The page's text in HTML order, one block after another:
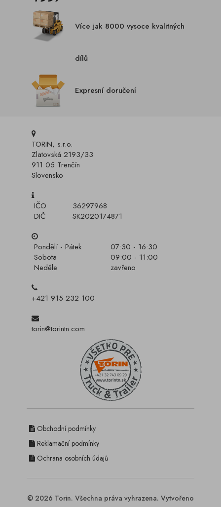
Více jak 8000 vysoce kvalitných
dílů
Expresní doručení
TORIN, s.r.o.
Zlatovská 2193/33
911 05 Trenčín
Slovensko
IČO
36297968
DIČ
SK2020174871
Pondělí - Pátek
07:30 - 16:30
Sobota
09:00 - 11:00
Neděle
zavřeno
+421 915 232 100
torin@torintn.com
Obchodní podmínky
Reklamační podmínky
Ochrana osobních údajů
© 2026 Torin. Všechna práva vyhrazena. Vytvořeno